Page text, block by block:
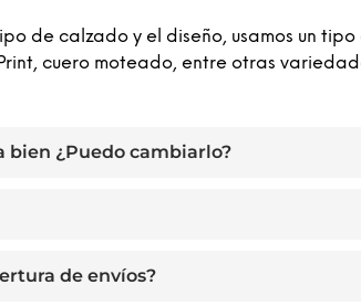
de calzado y el diseño, usamos un
cuero moteado, entre otras
bien ¿Puedo cambiarlo?
de envíos?